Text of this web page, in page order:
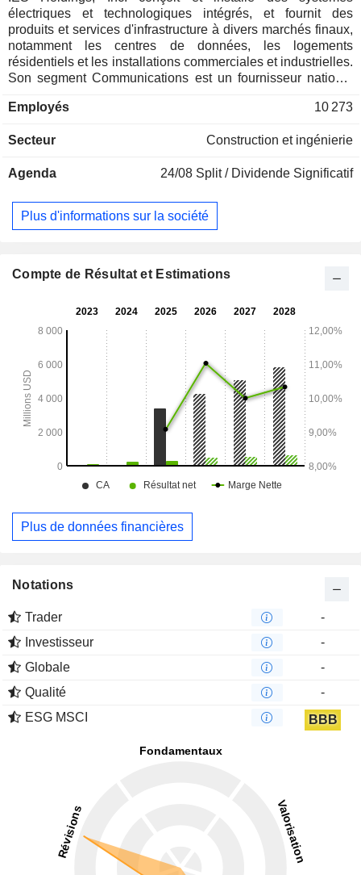
électriques et technologiques intégrés, et fournit des
produits et services d'infrastructure à divers marchés finaux,
notamment les centres de données, les logements
résidentiels et les installations commerciales et industrielles.
Son segment Communications est un fournisseur national
conception, la construction et la maintenance
Résidentiel est un fournisseur régional de services
complexes d'appartements collectifs. Son segment
électromécaniques pour les opérations industrielles,
notamment la réparation d'appareils et les produits sur
de l'industrie, de l'énergie et des administrations publiques.
commerciaux et industriels.
Employés 10 273
Secteur Construction et ingénierie
Agenda 24/08 Split / Dividende Significatif
Plus d'informations sur la société
Compte de Résultat et Estimations
Plus de données financières
Notations
Trader
-
Investisseur
-
Globale
-
Qualité
-
ESG MSCI
BBB